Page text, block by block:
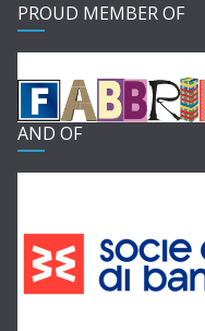
PROUD MEMBER OF
AND OF